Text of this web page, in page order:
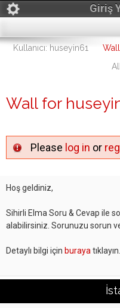
Giriş
Kullanıcı: huseyin61 Wall
Wall for
Please log in or
Hoş geldiniz,
Sihirli Elma Soru & Cevap ile
alabilirsiniz. Sorunuzu sorun
Detaylı bilgi için buraya tıklayın.